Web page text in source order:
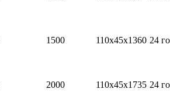
1500 110х45х1360 24
2000 110х45х1735 24